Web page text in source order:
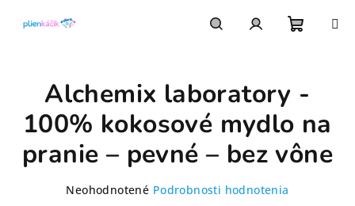
košík
Alchemix laboratory -
100% kokosové mydlo na
pranie – pevné – bez vône
Priemerné
Neohodnotené Podrobnosti hodnotenia